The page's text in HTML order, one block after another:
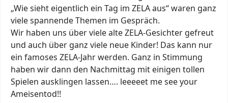
„Wie sieht eigentlich ein Tag im ZELA aus“ waren ganz
viele spannende Themen im Gespräch.
Wir haben uns über viele alte ZELA-Gesichter gefreut
und auch über ganz viele neue Kinder! Das kann nur
ein famoses ZELA-Jahr werden. Ganz in Stimmung
haben wir dann den Nachmittag mit einigen tollen
Spielen ausklingen lassen…. leeeeet me see your
Ameisentod!!